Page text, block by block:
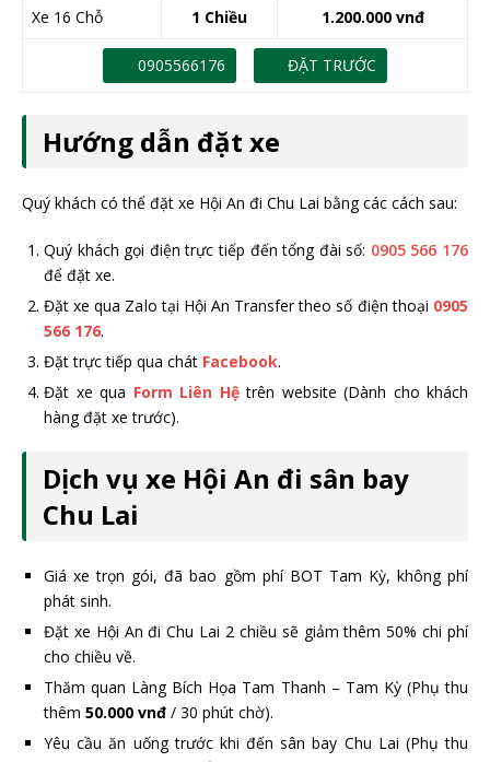
Xe 16 Chỗ 1 Chiều 1.200.000 vnđ
0905566176 ĐẶT TRƯỚC
Hướng dẫn đặt xe
Quý khách có thể đặt xe Hội An đi Chu Lai bằng các cách sau:
Quý khách gọi điện trực tiếp đến tổng đài số: 0905 566 176
để đặt xe.
Đặt xe qua Zalo tại Hội An Transfer theo số điện thoại 0905
566 176.
Đặt trực tiếp qua chát Facebook.
Đặt xe qua Form Liên Hệtrên website (Dành cho khách
hàng đặt xe trước).
Dịch vụ xe Hội An đi sân bay
Chu Lai
Giá xe trọn gói, đã bao gồm phí BOT Tam Kỳ, không phí
phát sinh.
Đặt xe Hội An đi Chu Lai 2 chiều sẽ giảm thêm 50% chi phí
cho chiều về.
Thăm quan Làng Bích Họa Tam Thanh – Tam Kỳ (Phụ thu
thêm 50.000 vnđ / 30 phút chờ).
Yêu cầu ăn uống trước khi đến sân bay Chu Lai (Phụ thu